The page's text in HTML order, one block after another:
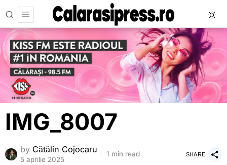
IMG_8007
by Cătălin Cojocaru
5 aprilie 2025
1 min read SHARE